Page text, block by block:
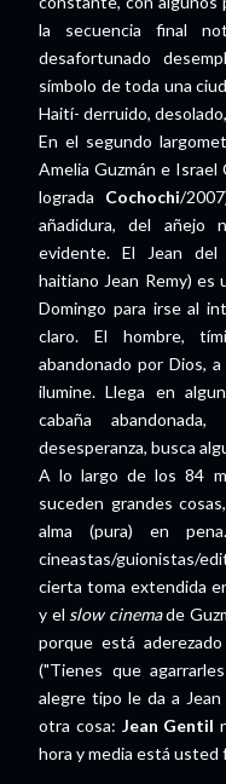
la secuencia final
desafortunado
símbolo de toda una
Haití- derruido,
En el segundo
Amelia Guzmán e Israel
lograda Cochochi/
añadidura, del añejo
evidente. El Jean del
haitiano Jean Remy)
Domingo para irse al
claro. El hombre,
abandonado por Dios,
ilumine. Llega en
cabaña
desesperanza, busca
A lo largo de los 84
suceden grandes
alma (pura) en
cineastas/guionistas/
cierta toma extendida
y el slow cinemade
porque está
("Tienes que
alegre tipo le da a
otra cosa: Jean Gentil
hora y media está usted